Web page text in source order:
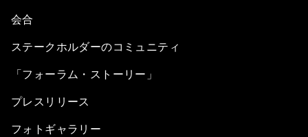
会合
ステークホルダーのコミュニティ
「フォーラム・ストーリー」
プレスリリース
フォトギャラリー